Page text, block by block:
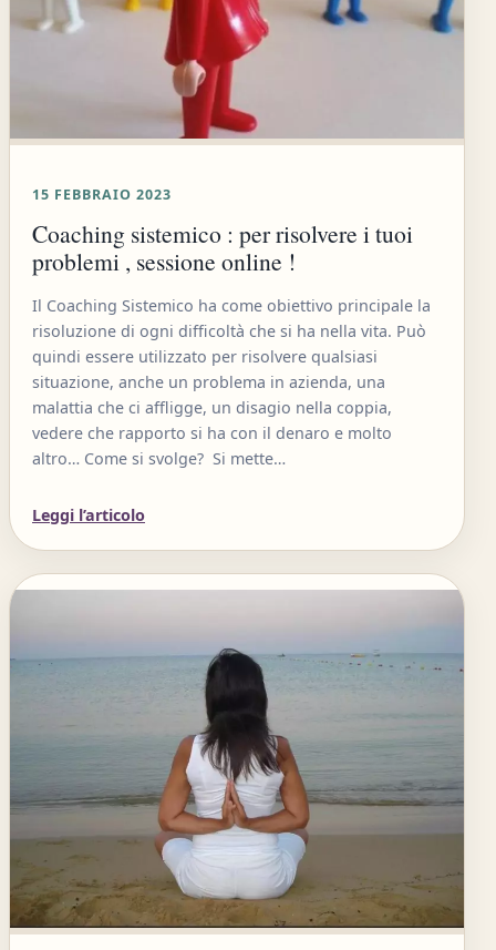
15 FEBBRAIO 2023
Coaching sistemico : per risolvere i tuoi
problemi , sessione online !
Il Coaching Sistemico ha come obiettivo principale la
risoluzione di ogni difficoltà che si ha nella vita. Può
quindi essere utilizzato per risolvere qualsiasi
situazione, anche un problema in azienda, una
malattia che ci affligge, un disagio nella coppia,
vedere che rapporto si ha con il denaro e molto
altro… Come si svolge? Si mette…
Leggi l’articolo